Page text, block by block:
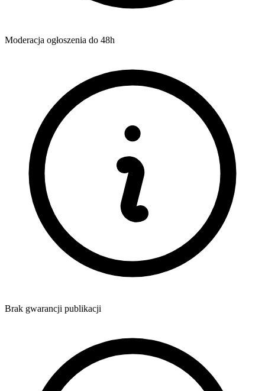
Moderacja ogłoszenia do 48h
Brak gwarancji publikacji